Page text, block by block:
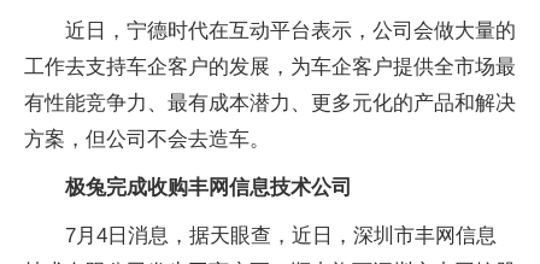
近日，宁德时代在互动平台表示，公司会做大量的
工作去支持车企客户的发展，为车企客户提供全市场最
有性能竞争力、最有成本潜力、更多元化的产品和解决
方案，但公司不会去造车。
极兔完成收购丰网信息技术公司
7月4日消息，据天眼查，近日，深圳市丰网信息